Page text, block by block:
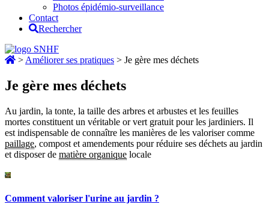
Photos épidémio-surveillance
Contact
Rechercher
> Améliorer ses pratiques > Je gère mes déchets
Je gère mes déchets
Au jardin, la tonte, la taille des arbres et arbustes et les feuilles
mortes constituent un véritable or vert gratuit pour les jardiniers. Il
est indispensable de connaître les manières de les valoriser comme
paillage, compost et amendements pour réduire ses déchets au jardin
et disposer de matière organique locale
Comment valoriser l'urine au jardin ?